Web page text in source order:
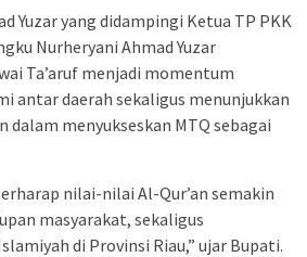
Yuzar yang didampingi Ketua TP PKK
Nurheryani Ahmad Yuzar
Ta’aruf menjadi momentum
antar daerah sekaligus menunjukkan
dalam menyukseskan MTQ sebagai
nilai-nilai Al-Qur’an semakin
masyarakat, sekaligus
di Provinsi Riau,” ujar Bupati.